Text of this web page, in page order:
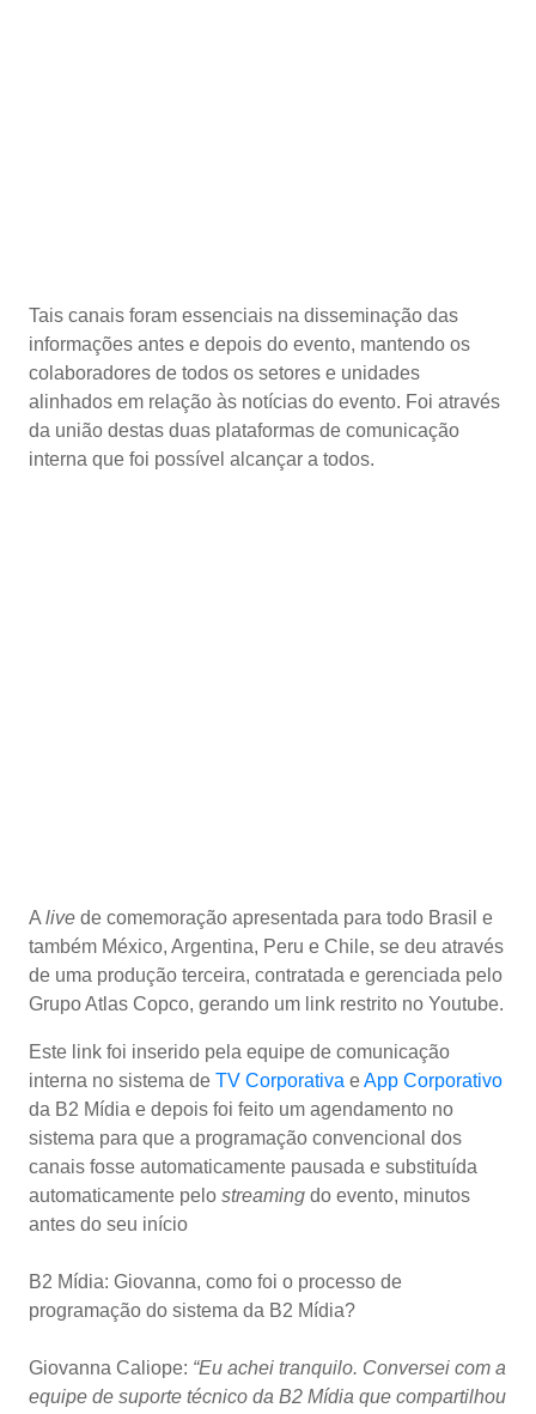
Tais canais foram essenciais na disseminação das
informações antes e depois do evento, mantendo os
colaboradores de todos os setores e unidades
alinhados em relação às notícias do evento. Foi através
da união destas duas plataformas de comunicação
interna que foi possível alcançar a todos.
A live de comemoração apresentada para todo Brasil e
também México, Argentina, Peru e Chile, se deu através
de uma produção terceira, contratada e gerenciada pelo
Grupo Atlas Copco, gerando um link restrito no Youtube.
Este link foi inserido pela equipe de comunicação
interna no sistema de TV Corporativa eApp Corporativo
da B2 Mídia e depois foi feito um agendamento no
sistema para que a programação convencional dos
canais fosse automaticamente pausada e substituída
automaticamente pelo streaming do evento, minutos
antes do seu início
B2 Mídia: Giovanna, como foi o processo de
programação do sistema da B2 Mídia?
Giovanna Caliope: “Eu achei tranquilo. Conversei com a
equipe de suporte técnico da B2 Mídia que compartilhou